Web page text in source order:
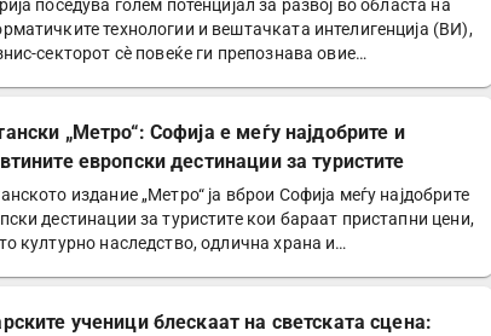
поседува голем потенцијал за развој во областа на
технологии и вештачката интелигенција (ВИ),
секторот сѐ повеќе ги препознава овие…
„Метро“: Софија е меѓу најдобрите и
европски дестинации за туристите
издание „Метро“ ја вброи Софија меѓу најдобрите
дестинации за туристите кои бараат пристапни цени,
културно наследство, одлична храна и…
ученици блескаат на светската сцена: